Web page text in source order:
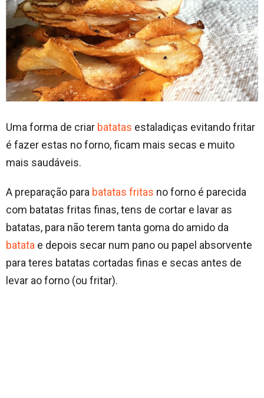
Uma forma de criar batatas estaladiças evitando fritar
é fazer estas no forno, ficam mais secas e muito
mais saudáveis.
A preparação para batatas fritas no forno é parecida
com batatas fritas finas, tens de cortar e lavar as
batatas, para não terem tanta goma do amido da
batata e depois secar num pano ou papel absorvente
para teres batatas cortadas finas e secas antes de
levar ao forno (ou fritar).